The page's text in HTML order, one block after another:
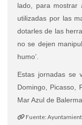
lado, para mostrar
utilizadas por las
dotarles de las
no se dejen
humo’.
Estas jornadas se
Domingo, Picasso,
Mar Azul de
Fuente: